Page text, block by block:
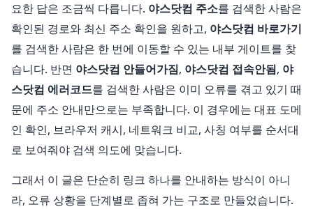
요한 답은 조금씩 다릅니다. 야스닷컴 주소를 검색한 사람은
확인된 경로와 최신 주소 확인을 원하고, 야스닷컴 바로가기
를 검색한 사람은 한 번에 이동할 수 있는 내부 게이트를 찾
습니다. 반면 야스닷컴 안들어가짐, 야스닷컴 접속안됨, 야
스닷컴 에러코드를 검색한 사람은 이미 오류를 겪고 있기 때
문에 주소 안내만으로는 부족합니다. 이 경우에는 대표 도메
인 확인, 브라우저 캐시, 네트워크 비교, 사칭 여부를 순서대
로 보여줘야 검색 의도에 맞습니다.
그래서 이 글은 단순히 링크 하나를 안내하는 방식이 아니
라, 오류 상황을 단계별로 좁혀 가는 구조로 만들었습니다.